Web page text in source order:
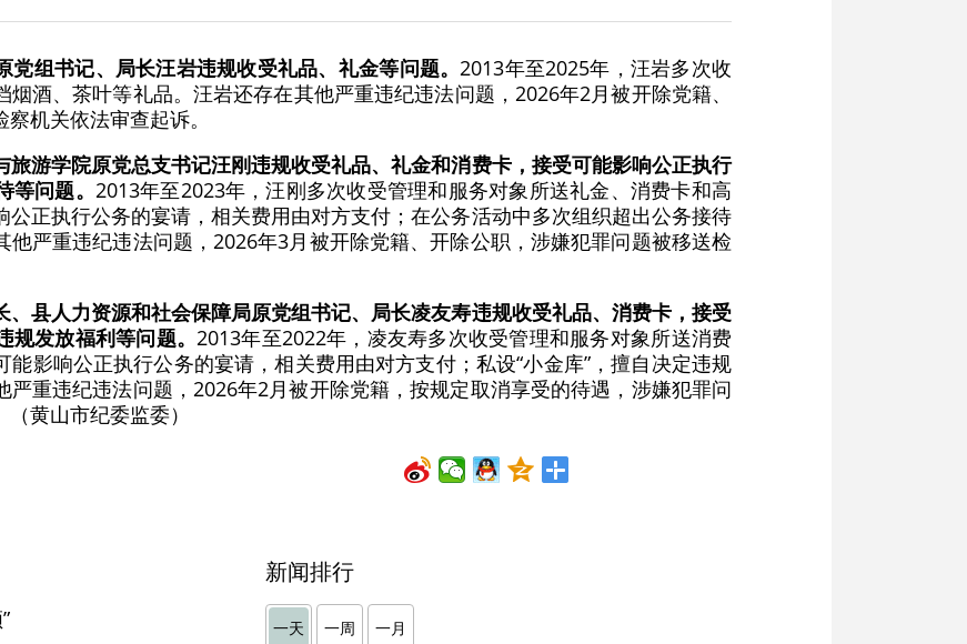
党组书记、局长汪岩违规收受礼品、礼金等问题。2013年至2025年，汪岩多次收
酒、茶叶等礼品。汪岩还存在其他严重违纪违法问题，2026年2月被开除党籍、
机关依法审查起诉。
游学院原党总支书记汪刚违规收受礼品、礼金和消费卡，接受可能影响公正执行
问题。 2013年至2023年，汪刚多次收受管理和服务对象所送礼金、消费卡和高
正执行公务的宴请，相关费用由对方支付；在公务活动中多次组织超出公务接待
严重违纪违法问题，2026年3月被开除党籍、开除公职，涉嫌犯罪问题被移送检
县人力资源和社会保障局原党组书记、局长凌友寿违规收受礼品、消费卡，接受
规发放福利等问题。2013年至2022年，凌友寿多次收受管理和服务对象所送消费
影响公正执行公务的宴请，相关费用由对方支付；私设“小金库”，擅自决定违规
重违纪违法问题，2026年2月被开除党籍，按规定取消享受的待遇，涉嫌犯罪问
黄山市纪委监委）
新闻排行
一天 一周 一月